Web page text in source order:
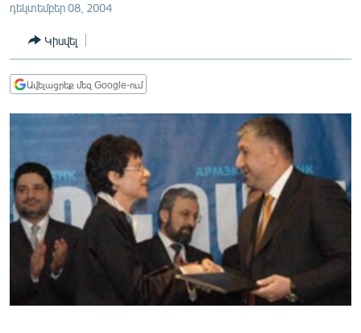
ՀԱՍԱՐԱԿՈՒԹՅՈՒՆ
ՏՆՏԵՍՈՒԹՅՈՒՆ
ՂԱՐԱԲԱՂ
ՊԱՏԵՐԱԶՄԻ 6 ՇԱԲԱԹՆԵՐԸ
ՏԱՐԱԾԱՇՐՋԱՆ
ՄԻՋԱԶԳԱՅԻՆ
ՄՇԱԿՈՒՅԹ
ՍՊՈՐՏ
ՄԵԿՆԱԲԱՆՈՒԹՅՈՒՆ
դեկտեմբեր 08, 2004
Կիսվել
Ավելացրեք մեզ Google-ում